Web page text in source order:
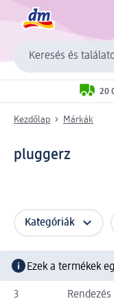
Keresés és
20
Kezdőlap Márkák
pluggerz
Kategóriák
Ezek a termékek
3